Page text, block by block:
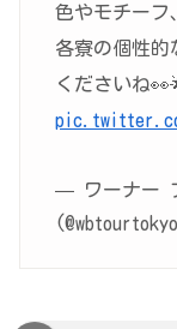
色やモチー
各寮の個性的
くださいね
— ワーナー